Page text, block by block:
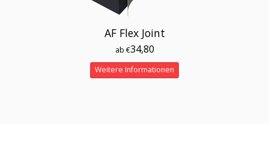
AF Flex Joint
ab €34,80
Weitere Informationen